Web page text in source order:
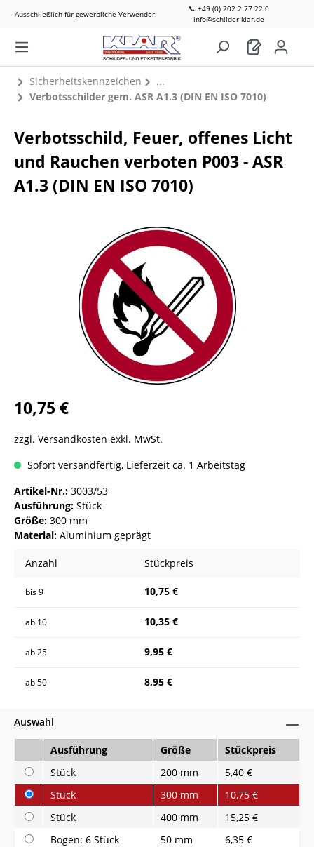
Ausschließlich für gewerbliche Verwender.
📞 +49 (0) 202 2 77 22 0
info@schilder-klar.de
Sicherheitskennzeichen
Verbotsschilder gem. ASR A1.3 (DIN EN ISO 7010)
Verbotsschild, Feuer, offenes Licht
und Rauchen verboten P003 - ASR
A1.3 (DIN EN ISO 7010)
10,75 €
zzgl. Versandkosten exkl. MwSt.
Sofort versandfertig, Lieferzeit ca. 1 Arbeitstag
Artikel-Nr.: 3003/53
Ausführung: Stück
Größe: 300 mm
Material: Aluminium geprägt
Anzahl Stückpreis
bis9 10,75 €
ab 10 10,35 €
ab25 9,95 €
ab50 8,95 €
Auswahl
Ausführung Größe
Stückpreis
Stück
200 mm
5,40 €
Stück
300 mm
10,75 €
Stück
400 mm
15,25 €
Bogen: 6 Stück
50 mm
6,35 €